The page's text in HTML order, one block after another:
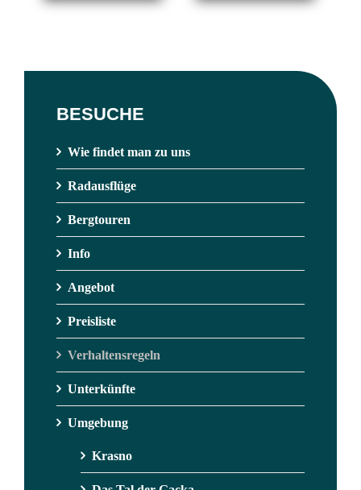
BESUCHE
Wie findet man zu uns
Radausflüge
Bergtouren
Info
Angebot
Preisliste
Verhaltensregeln
Unterkünfte
Umgebung
Krasno